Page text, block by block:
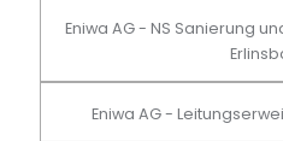
Eniwa AG - NS Sanierung
Eniwa AG -